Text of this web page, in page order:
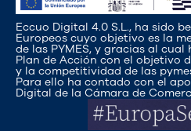
Eccuo Digital 4.0 S.L., ha sido
Europeos cuyo objetivo es la
de las PYMES, y gracias al
Plan de Acción con el objetivo
y la competitividad de las
Para ello ha contado con el
Digital de la Cámara de